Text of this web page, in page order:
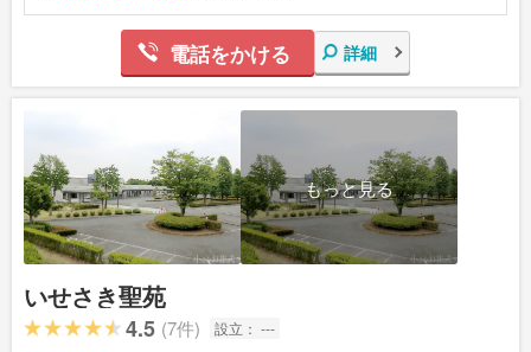
電話をかける 詳細
もっと見る
いせさき聖苑
4.5 (7件) 設立： ---